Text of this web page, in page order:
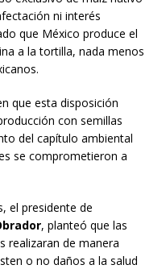
ni interés
que México produce el
a la tortilla, nada menos
que esta disposición
con semillas
del capítulo ambiental
se comprometieron a
el presidente de
, planteó que las
realizaran de manera
o no daños a la salud